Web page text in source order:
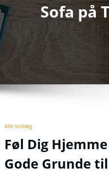
Sofa på
Alle Indlæg
Føl Dig
Gode Grunde